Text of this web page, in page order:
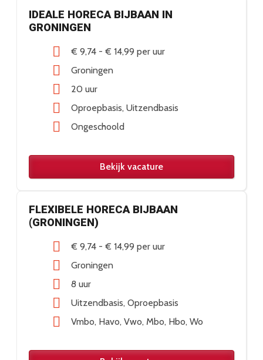
IDEALE HORECA BIJBAAN IN
GRONINGEN
€ 9,74 - € 14,99 per uur
Groningen
20 uur
Oproepbasis Uitzendbasis
Ongeschoold
Bekijk vacature
FLEXIBELE HORECA BIJBAAN
(GRONINGEN)
€ 9,74 - € 14,99 per uur
Groningen
8 uur
Uitzendbasis Oproepbasis
Vmbo Havo Vwo Mbo Hbo Wo